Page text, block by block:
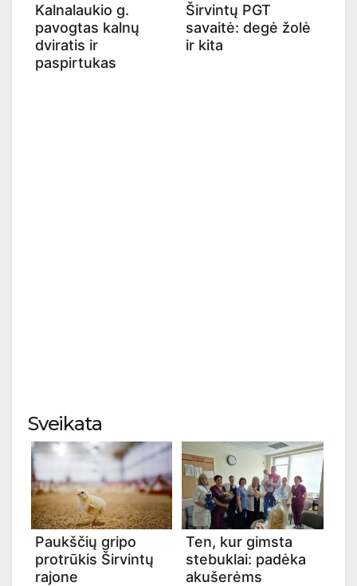
Kalnalaukio g.
pavogtas kalnų
dviratis ir
paspirtukas
Širvintų PGT
savaitė: degė žolė
ir kita
Sveikata
Paukščių gripo
protrūkis Širvintų
rajone
Ten, kur gimsta
stebuklai: padėka
akušerėms